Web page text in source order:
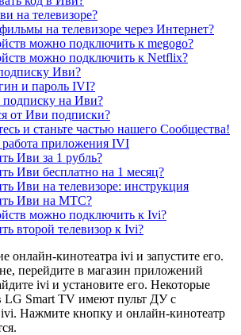
на телевизоре?
на телевизоре через Интернет?
можно подключить к megogo?
можно подключить к Netflix?
Иви?
и пароль IVI?
на Иви?
от Иви подписки?
и станьте частью нашего Сообщества!
работа приложения IVI
Иви за 1 рубль?
Иви бесплатно на 1 месяц?
Иви на телевизоре: инструкция
Иви на МТС?
можно подключить к Ivi?
второй телевизор к Ivi?
онлайн-кинотеатра ivi и запустите его.
перейдите в магазин приложений
ivi и установите его. Некоторые
LG Smart TV имеют пульт ДУ с
Нажмите кнопку и онлайн-кинотеатр